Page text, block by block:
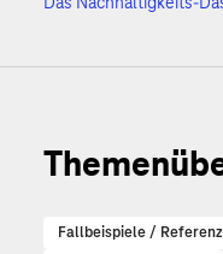
Fallbeispiele /